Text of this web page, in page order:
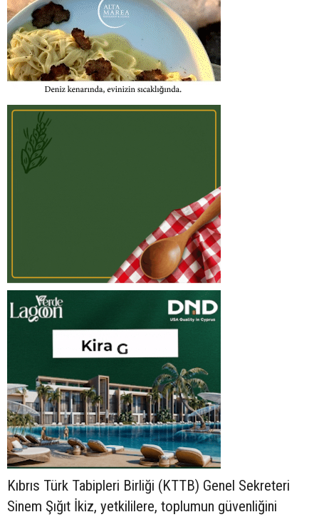
Kıbrıs Türk Tabipleri Birliği (KTTB) Genel Sekreteri
Sinem Şığıt İkiz, yetkililere, toplumun güvenliğini